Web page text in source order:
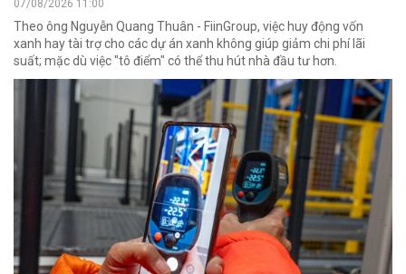
07/08/2026 11:00
Theo ông Nguyễn Quang Thuân - FiinGroup, việc huy động vốn
xanh hay tài trợ cho các dự án xanh không giúp giảm chi phí lãi
suất; mặc dù việc "tô điểm" có thể thu hút nhà đầu tư hơn.